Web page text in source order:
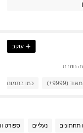
עוקב
(9999+) כמו בתמונה (9999+)
תחתונים נעליים ספורט